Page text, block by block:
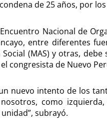
de 25 años, por
Nacional de
entre diferentes
(MAS) y otras,
congresista de Nuevo
nuevo intento de los
como
subrayó.